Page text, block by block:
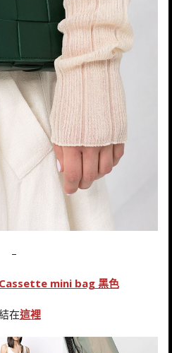
–
mini bag 黑色
在這裡